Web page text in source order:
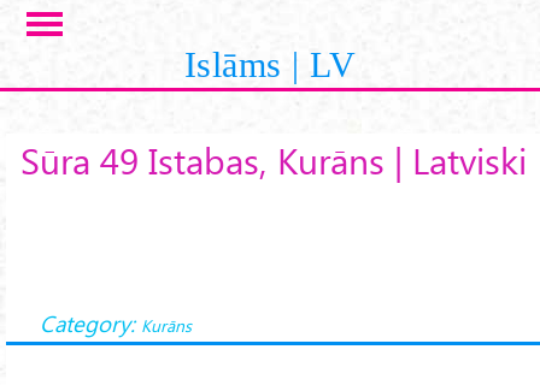
Skip to main content
Islāms | LV
Sūra 49 Istabas, Kurāns | Latviski
Category: Kurāns